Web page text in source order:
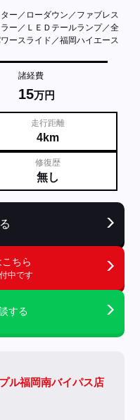
ー／ローダウン／ファブレス
ー／ＬＥＤテールランプ／全
ースライド／福岡ハイエース
諸経費
15万円
走行距離
4km
修復歴
無し
ちら
中です
する
ル福岡南バイパス店